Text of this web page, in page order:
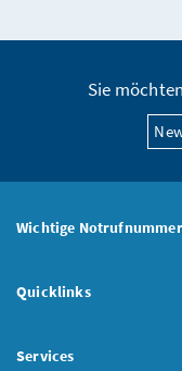
Sie
Wichtige
Quicklinks
Services